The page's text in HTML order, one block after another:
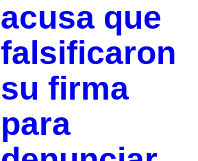
acusa que
falsificaron
su firma
para